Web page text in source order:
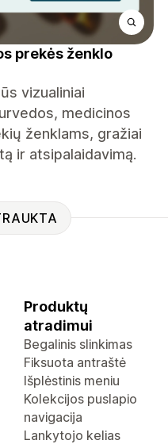
prekės ženklo
vizualiniai
medicinos
ženklams, gražiai
ir atsipalaidavimą.
Produktų
atradimui
Begalinis slinkimas
Fiksuota antraštė
Išplėstinis meniu
Kolekcijos puslapio
navigacija
Lankytojo kelias